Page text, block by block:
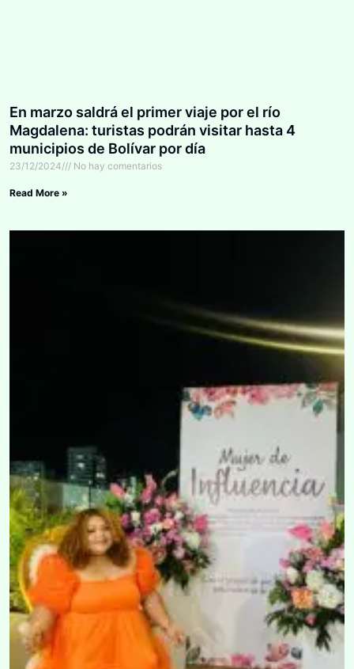
En marzo saldrá el primer viaje por el río
Magdalena: turistas podrán visitar hasta 4
municipios de Bolívar por día
23/12/2024 No hay comentarios
Read More »